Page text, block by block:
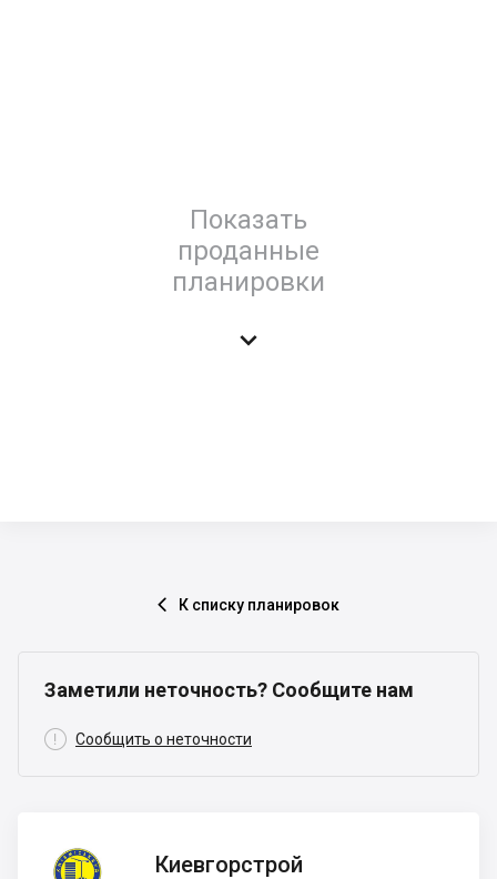
Показать
проданные
планировки

 К списку планировок
Заметили неточность? Сообщите нам
 Сообщить о неточности
Киевгорстрой
Киевгорстрой